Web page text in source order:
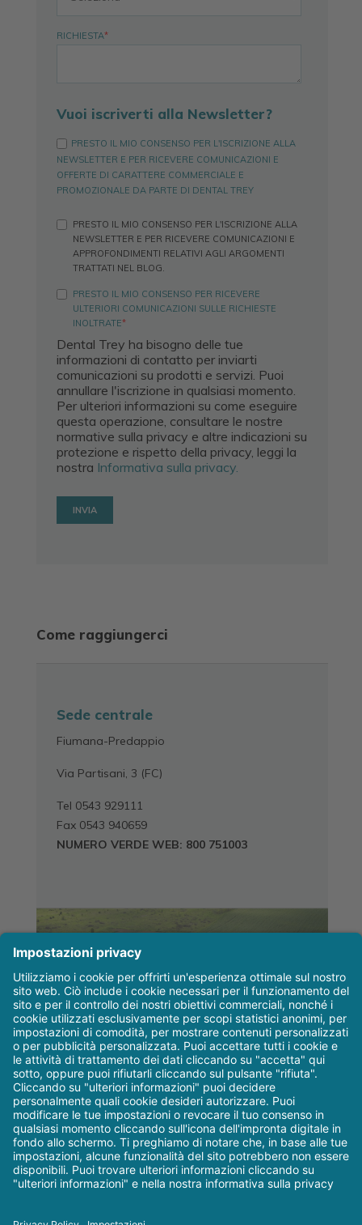
RICHIESTA*
Vuoi iscriverti alla Newsletter?
PRESTO IL MIO CONSENSO PER L'ISCRIZIONE ALLA
NEWSLETTER E PER RICEVERE COMUNICAZIONI E
OFFERTE DI CARATTERE COMMERCIALE E
PROMOZIONALE DA PARTE DI DENTAL TREY
PRESTO IL MIO CONSENSO PER L'ISCRIZIONE ALLA
NEWSLETTER E PER RICEVERE COMUNICAZIONI E
APPROFONDIMENTI RELATIVI AGLI ARGOMENTI
TRATTATI NEL BLOG.
PRESTO IL MIO CONSENSO PER RICEVERE
ULTERIORI COMUNICAZIONI SULLE RICHIESTE
INOLTRATE*
Dental Trey ha bisogno delle tue
informazioni di contatto per inviarti
comunicazioni su prodotti e servizi. Puoi
annullare l'iscrizione in qualsiasi momento.
Per ulteriori informazioni su come eseguire
questa operazione, consultare le nostre
normative sulla privacy e altre indicazioni su
protezione e rispetto della privacy, leggi la
nostra Informativa sulla privacy.
Come raggiungerci
Sede centrale
Fiumana-Predappio
Via Partisani, 3 (FC)
Tel 0543 929111
Fax 0543 940659
NUMERO VERDE WEB: 800 751003